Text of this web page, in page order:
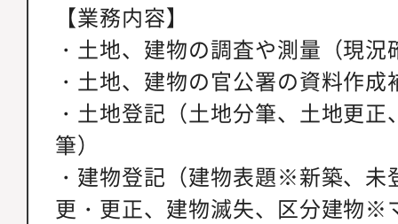
【業務内容】
・土地、建物の調査や測量（現
・土地、建物の官公署の資料作成
・土地登記（土地分筆、土地更
筆）
・建物登記（建物表題※新築、
更・更正、建物滅失、区分建物※